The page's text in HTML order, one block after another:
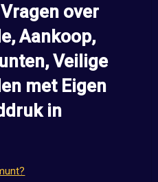
over
Aankoop,
Veilige
met Eigen
in